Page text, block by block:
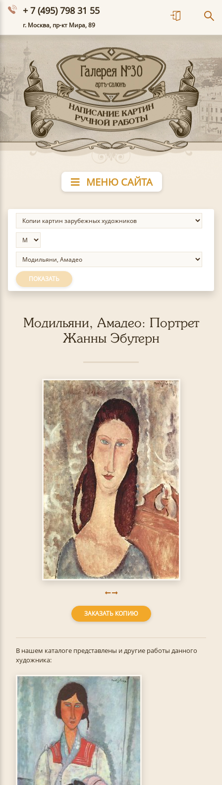
+ 7 (495) 798 31 55
г. Москва, пр-кт Мира, 89
МЕНЮ САЙТА
ПОКАЗАТЬ
Модильяни, Амадео: Портрет
Жанны Эбутерн
ЗАКАЗАТЬ КОПИЮ
В нашем каталоге представлены и другие работы данного
художника: